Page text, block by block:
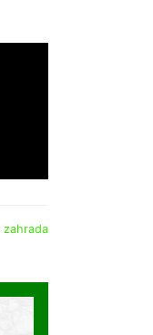
zahrada